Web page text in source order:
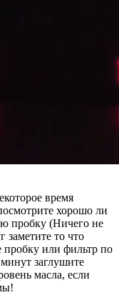
время
хорошо ли
пробку (Ничего не
заметите то что
пробку или фильтр по
заглушите
масла, если